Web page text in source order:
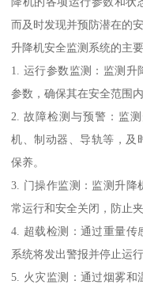
而及时发现并预防潜在的安
升降机安全监测系统的主
1. 运行参数监测：监测
参数，确保其在安全范围内
2. 故障检测与预警：监
机、制动器、导轨等，及
保养。
3. 门操作监测：监测升降
常运行和安全关闭，防止
4. 超载检测：通过重量传
系统将发出警报并停止运
5. 火灾监测：通过烟雾和